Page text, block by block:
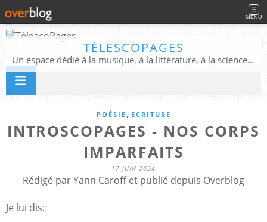
MENU
TÉLESCOPAGES
Un espace dédié à la musique, à la littérature, à la science, à la conscience, et au-delà
POÉSIE , ECRITURE
INTROSCOPAGES - NOS CORPS
IMPARFAITS
17 JUIN 2024
Rédigé par Yann Caroff et publié depuis Overblog
Je lui dis: